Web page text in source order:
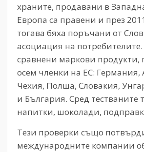
храните, продавани в
Европа са правени и през
тогава бяха поръчани от
асоциация на потребителите.
сравнени маркови продукти,
осем членки на ЕС: Германия,
Чехия, Полша, Словакия,
и България. Сред тестваните
напитки, шоколади,
Тези проверки също
международните компании